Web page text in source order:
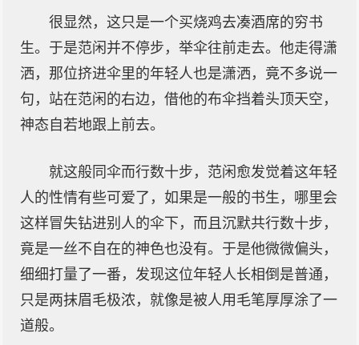
很显然，这只是一个买烧鸡去凑酒席的穷书
生。于是范闲并不停步，举伞往前走去。他走得潇
洒，那位挤进伞里的年轻人也是潇洒，竟不多说一
句，站在范闲的右边，借他的布伞挡着头顶天空，
神态自若地跟上前去。
就这般同伞而行数十步，范闲愈发觉着这年轻
人的性情有些可爱了，如果是一般的书生，哪里会
这样冒失钻进别人的伞下，而且沉默共行数十步，
竟是一丝不自在的神色也没有。于是他微微偏头，
细细打量了一番，发现这位年轻人长相倒是普通，
只是两抹眉毛极浓，就像是被人用毛笔厚厚涂了一
道般。